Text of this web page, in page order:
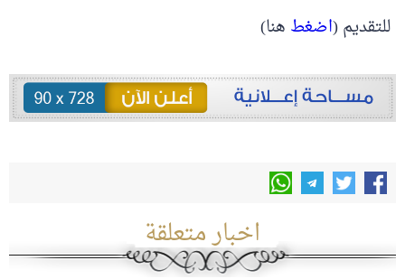
للتقديم (اضغط هنا)
اخبار متعلقة